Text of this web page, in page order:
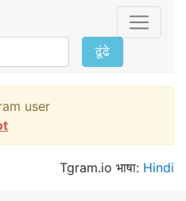
ढूंढे
user
Tgram.io भाषा: Hindi